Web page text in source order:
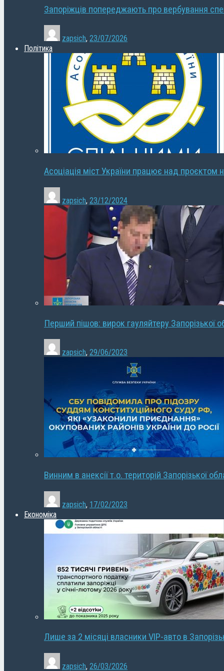
Запоріжців попереджають про вербування
zapsich, 23/07/2026
Політика
Асоціація міст України працює над проєктом
zapsich, 23/12/2024
Перший пішов: вирок гауляйтеру Запорізької
zapsich, 29/06/2023
Винним в анексії т.о. територій Запорізької
zapsich, 17/02/2023
Економіка
Лише за 2 місяці власники VIP-авто в
zapsich, 26/03/2026